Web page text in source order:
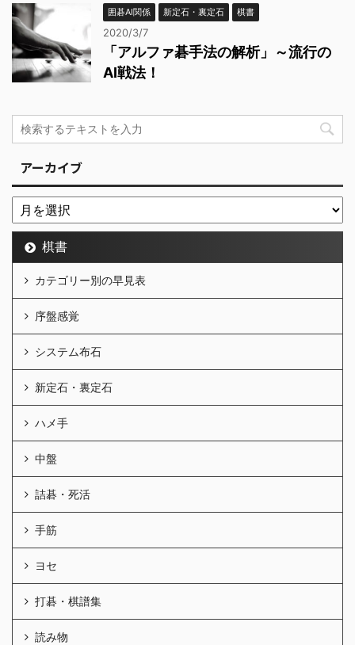
囲碁AI関係 新定石・裏定石 棋書
2020/3/7
「アルファ碁手法の解析」～流行の
AI戦法！
アーカイブ
棋書
カテゴリー別の早見表
序盤感覚
システム布石
新定石・裏定石
ハメ手
中盤
詰碁・死活
手筋
ヨセ
打碁・棋譜集
読み物